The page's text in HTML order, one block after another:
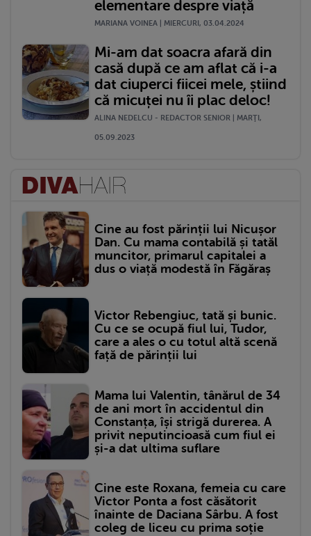
elementare despre viață
MARIANA VOINEA | MIERCURI, 03.04.2024
Mi-am dat soacra afară din
casă după ce am aflat că i-a
dat ciuperci fiicei mele, știind
că micuței nu îi plac deloc!
ALINA NEDELCU - REDACTOR SENIOR | MARŢI,
05.09.2023
Cine au fost părinții lui Nicușor
Dan. Cu mama contabilă și tatăl
muncitor, primarul capitalei a
dus o viață modestă în Făgăraș
Victor Rebengiuc, tată și bunic.
Cu ce se ocupă fiul lui, Tudor,
care a ales o cu totul altă scenă
față de părinții lui
Mama lui Valentin, tânărul de 34
de ani mort în accidentul din
Constanța, își strigă durerea. A
privit neputincioasă cum fiul ei
și-a dat ultima suflare
Cine este Roxana, femeia cu care
Victor Ponta a fost căsătorit
înainte de Daciana Sârbu. A fost
coleg de liceu cu prima soție